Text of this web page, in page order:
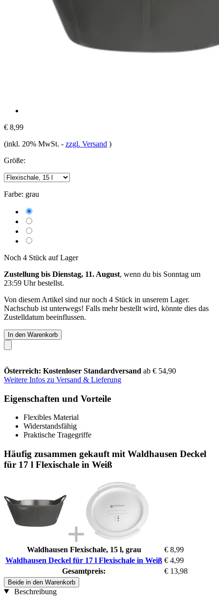
€ 8,99
(inkl. 20% MwSt. - zzgl. Versand )
Größe:
Farbe: grau
Noch 4 Stück auf Lager
Zustellung bis Dienstag, 11. August, wenn du bis Sonntag um
23:59 Uhrbestellst.
Von diesem Artikel sind nur noch 4 Stück in unserem Lager.
Nachschub ist unterwegs! Falls mehr bestellt wird, könnte dies das
Zustelldatum beeinflussen.
In den Warenkorb
Österreich: Kostenloser Standardversand ab € 54,90
Weitere Infos zu Versand & Lieferung
Eigenschaften und Vorteile
Flexibles Material
Widerstandsfähig
Praktische Tragegriffe
Häufig zusammen gekauft mit Waldhausen Deckel
für 17 l Flexischale in Weiß
Waldhausen Flexischale, 15 l, grau
€ 8,99
Waldhausen Deckel für 17 l Flexischale in Weiß € 4,99
Gesamtpreis:
€ 13,98
Beide in den Warenkorb
Beschreibung